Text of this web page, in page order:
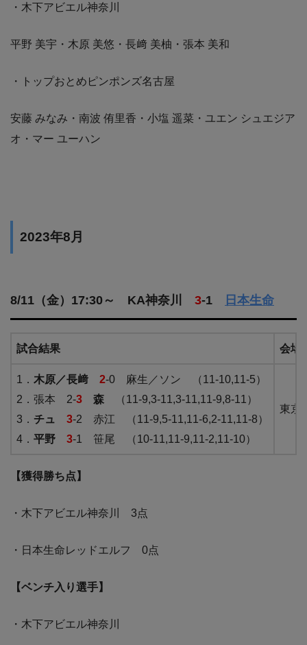
・木下アビエル神奈川
平野 美宇・木原 美悠・長﨑 美柚・張本 美和
・トップおとめピンポンズ名古屋
安藤 みなみ・南波 侑里香・小塩 遥菜・ユエン シュエジア
オ・マー ユーハン
2023年8月
8/11（金）17:30～ KA神奈川 3-1 日本生命
試合結果 会場
1． 木原／長﨑 2-0 麻生／ソン （11-10,11-5）
2．張本 2-3 森 （11-9,3-11,3-11,11-9,8-11）
3． チュ 3-2 赤江 （11-9,5-11,11-6,2-11,11-8）
4． 平野 3-1 笹尾 （10-11,11-9,11-2,11-10）
東京
【獲得勝ち点】
・木下アビエル神奈川 3点
・日本生命レッドエルフ 0点
【ベンチ入り選手】
・木下アビエル神奈川